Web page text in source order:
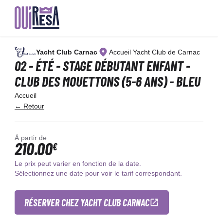
contenu
principal
Yacht Club Carnac Accueil Yacht Club de Carnac
02 - ÉTÉ - STAGE DÉBUTANT ENFANT -
CLUB DES MOUETTONS (5-6 ANS) - BLEU
Accueil
← Retour
À partir de
210.00€
Le prix peut varier en fonction de la date.
Sélectionnez une date pour voir le tarif correspondant.
RÉSERVER CHEZ YACHT CLUB CARNAC